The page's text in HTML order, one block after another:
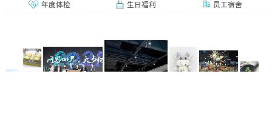
年度体检 生日福利 员工宿舍